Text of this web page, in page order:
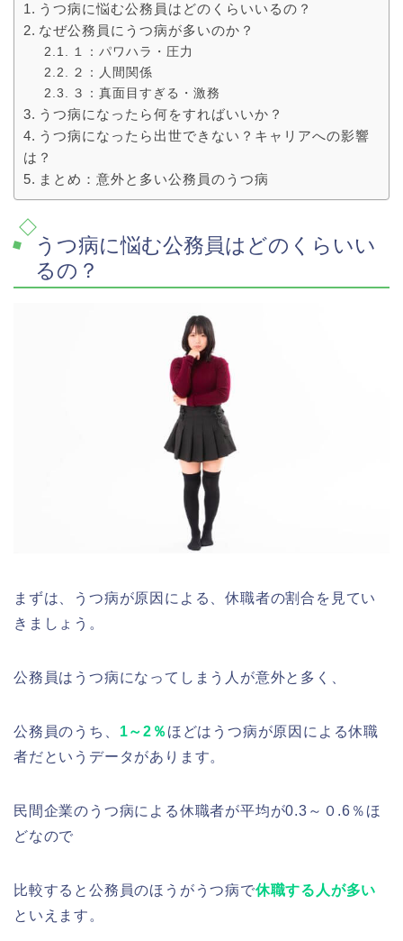
うつ病に悩む公務員はどのくらいいるの？
なぜ公務員にうつ病が多いのか？
１：パワハラ・圧力
２：人間関係
３：真面目すぎる・激務
うつ病になったら何をすればいいか？
うつ病になったら出世できない？キャリアへの影響
は？
まとめ：意外と多い公務員のうつ病
うつ病に悩む公務員はどのくらいい
るの？
まずは、うつ病が原因による、休職者の割合を見てい
きましょう。
公務員はうつ病になってしまう人が意外と多く、
公務員のうち、 1～2％ ほどはうつ病が原因による休職
者だというデータがあります。
民間企業のうつ病による休職者が平均が0.3～０.6％ほ
どなので
比較すると公務員のほうがうつ病で休職する人が多い
といえます。